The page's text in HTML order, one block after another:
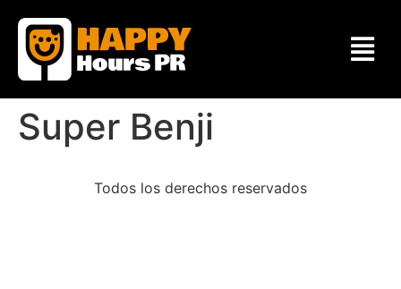
Super Benji
Todos los derechos reservados